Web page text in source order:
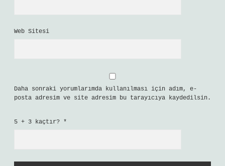
Web Sitesi
Daha sonraki yorumlarımda kullanılması için adım, e-
posta adresim ve site adresim bu tarayıcıya kaydedilsin.
5 + 3 kaçtır? *